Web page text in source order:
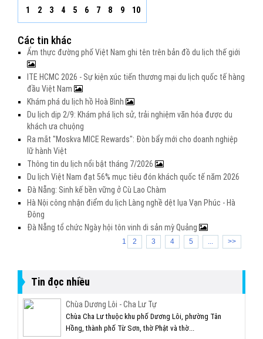
1 2 3 4 5 6 7 8 9 10
Các tin khác
Ẩm thực đường phố Việt Nam ghi tên trên bản đồ du lịch thế giới
ITE HCMC 2026 - Sự kiện xúc tiến thương mại du lịch quốc tế hàng
đầu Việt Nam
Khám phá du lịch hồ Hoà Bình
Du lịch dịp 2/9: Khám phá lịch sử, trải nghiệm văn hóa được du
khách ưa chuộng
Ra mắt "Moskva MICE Rewards": Đòn bẩy mới cho doanh nghiệp
lữ hành Việt
Thông tin du lịch nổi bật tháng 7/2026
Du lịch Việt Nam đạt 56% mục tiêu đón khách quốc tế năm 2026
Đà Nẵng: Sinh kế bền vững ở Cù Lao Chàm
Hà Nội công nhận điểm du lịch Làng nghề dệt lụa Vạn Phúc - Hà
Đông
Đà Nẵng tổ chức Ngày hội tôn vinh di sản mỳ Quảng
1 2 3 4 5 ... >>
Tin đọc nhiều
Chùa Dương Lôi - Cha Lư Tự
Chùa Cha Lư thuộc khu phố Dương Lôi, phường Tân
Hồng, thành phố Từ Sơn, thờ Phật và thờ...